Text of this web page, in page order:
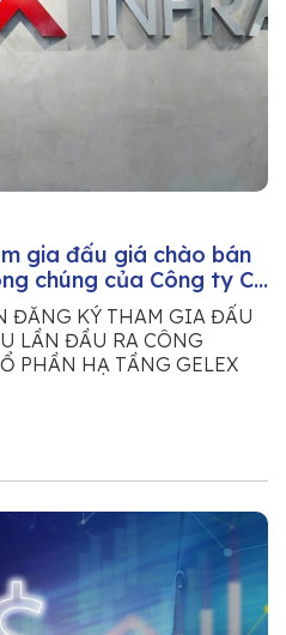
gia đấu giá chào bán
chúng của Công ty Cổ
ĐĂNG KÝ THAM GIA ĐẤU
LẦN ĐẦU RA CÔNG
PHẦN HẠ TẦNG GELEX